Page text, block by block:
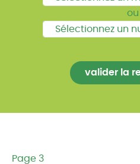
ou
Page 3